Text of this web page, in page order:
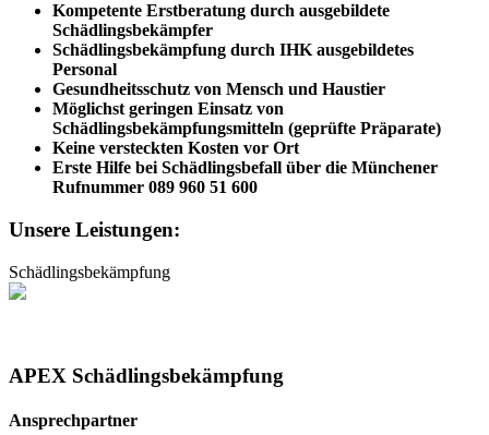
Kompetente Erstberatung durch ausgebildete
Schädlingsbekämpfer
Schädlingsbekämpfung durch IHK ausgebildetes
Personal
Gesundheitsschutz von Mensch und Haustier
Möglichst geringen Einsatz von
Schädlingsbekämpfungsmitteln (geprüfte Präparate)
Keine versteckten Kosten vor Ort
Erste Hilfe bei Schädlingsbefall über die Münchener
Rufnummer 089 960 51 600
Unsere Leistungen:
Schädlingsbekämpfung
APEX Schädlingsbekämpfung
Ansprechpartner